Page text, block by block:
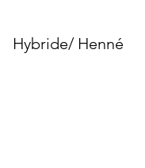
Hybride/ Henné